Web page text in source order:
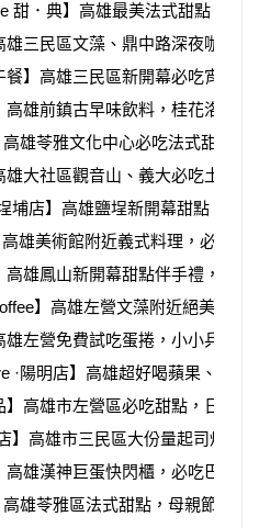
甜．典】高雄最美法式甜點、抹
雄三民區文藻、鼎中路深夜咖啡
餐】高雄三民區新開幕必吃宵夜
高雄前鎮古早味飲料，桂花洛神
高雄苓雅文化中心必吃法式甜點、
雄大社區觀音山、義大必吃土雞
埕埔店】高雄鹽埕新開幕甜點，必
高雄美術館附近義式料理，必吃超
高雄鳳山新開幕甜點伴手禮，超
】高雄左營文藻附近絕美藝廊
雄左營免費試吃蛋捲，小小兵聯
·陽明店】高雄超好喝蘋果、芒果
】高雄市左營區必吃甜點，日式
店】高雄市三民區大份量起司炒泡
高雄漢神巨蛋快閃櫃，必吃巴斯
高雄苓雅區法式甜點，母親節蛋糕